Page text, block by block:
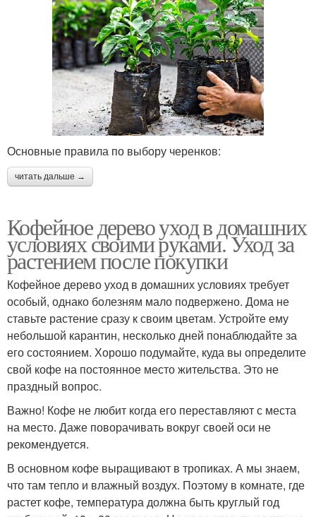
Основные правила по выбору черенков:
читать дальше →
Кофейное дерево уход в домашних
условиях своими руками. Уход за
растением после покупки
Кофейное дерево уход в домашних условиях требует
особый, однако болезням мало подвержено. Дома не
ставьте растение сразу к своим цветам. Устройте ему
небольшой карантин, несколько дней понаблюдайте за
его состоянием. Хорошо подумайте, куда вы определите
свой кофе на постоянное место жительства. Это не
праздный вопрос.
Важно! Кофе не любит когда его переставляют с места
на место. Даже поворачивать вокруг своей оси не
рекомендуется.
В основном кофе выращивают в тропиках. А мы знаем,
что там тепло и влажный воздух. Поэтому в комнате, где
растет кофе, температура должна быть круглый год